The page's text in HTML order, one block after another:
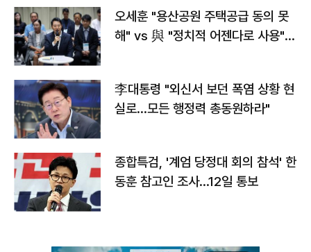
오세훈 "용산공원 주택공급 동의 못
해" vs 與 "정치적 어젠다로 사용"
李대통령 "외신서 보던 폭염 상황 현
실로…모든 행정력 총동원하라"
종합특검, '계엄 당정대 회의 참석' 한
동훈 참고인 조사...12일 통보